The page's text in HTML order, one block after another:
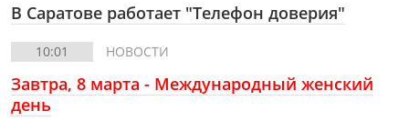
В Саратове работает "Телефон доверия"
10:01 НОВОСТИ
Завтра, 8 марта - Международный женский
день